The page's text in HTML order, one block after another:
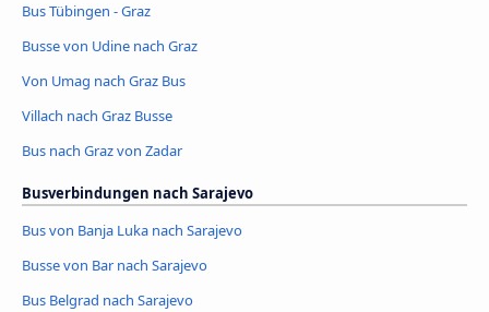
Bus Tübingen - Graz
Busse von Udine nach Graz
Von Umag nach Graz Bus
Villach nach Graz Busse
Bus nach Graz von Zadar
Busverbindungen nach Sarajevo
Bus von Banja Luka nach Sarajevo
Busse von Bar nach Sarajevo
Bus Belgrad nach Sarajevo